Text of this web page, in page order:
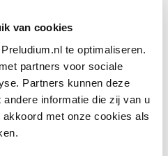
van cookies
te optimaliseren.
partners voor sociale
Partners kunnen deze
informatie die zij van u
met onze cookies als